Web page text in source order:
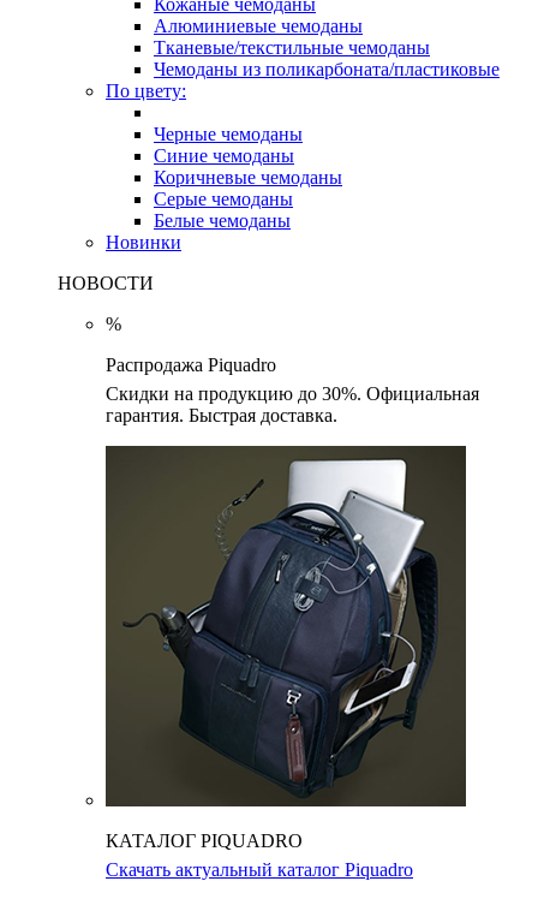
Кожаные чемоданы
Алюминиевые чемоданы
Тканевые/текстильные чемоданы
Чемоданы из поликарбоната/пластиковые
По цвету:
Черные чемоданы
Синие чемоданы
Коричневые чемоданы
Серые чемоданы
Белые чемоданы
Новинки
НОВОСТИ
%
Распродажа Piquadro
Скидки на продукцию до 30%. Официальная
гарантия. Быстрая доставка.
КАТАЛОГ PIQUADRO
Скачать актуальный каталог Piquadro